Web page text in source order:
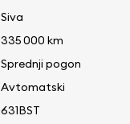
Siva
335 000 km
Sprednji pogon
Avtomatski
631BST